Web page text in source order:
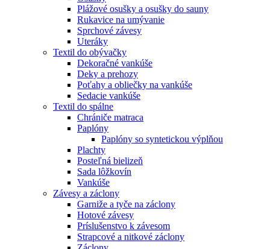
Plážové osušky a osušky do sauny
Rukavice na umývanie
Sprchové závesy
Uteráky
Textil do obývačky
Dekoračné vankúše
Deky a prehozy
Poťahy a obliečky na vankúše
Sedacie vankúše
Textil do spálne
Chrániče matraca
Paplóny
Paplóny so syntetickou výplňou
Plachty
Posteľná bielizeň
Sada lôžkovín
Vankúše
Závesy a záclony
Garniže a tyče na záclony
Hotové závesy
Príslušenstvo k závesom
Strapcové a nitkové záclony